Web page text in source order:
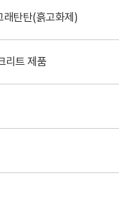
탄탄(흙고화제)
리트 제품